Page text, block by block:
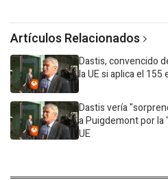
Artículos Relacionados
Dastis, convencido
la UE si aplica el 155
Dastis vería
a Puigdemont por
UE